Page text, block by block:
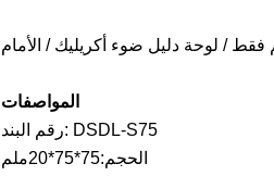
المواصفات
رقم البند: DSDL-S75
الحجم:75*75*20ملم